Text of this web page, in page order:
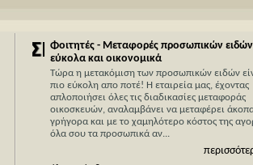
Φοιτητές - Μεταφορές προσωπικών ειδών
εύκολα και οικονομικά
Τώρα η μετακόμιση των προσωπικών ειδών
πιο εύκολη απο ποτέ! Η εταιρεία μας, έχοντας
απλοποιήσει όλες τις διαδικασίες μεταφοράς
οικοσκευών, αναλαμβάνει να μεταφέρει
γρήγορα και με το χαμηλότερο κόστος της
όλα σου τα προσωπικά αν...